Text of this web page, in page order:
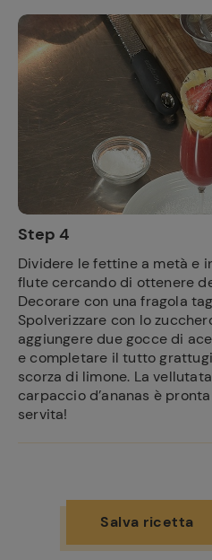
Step 4
Dividere le fettine a metà e
flute cercando di ottenere
Decorare con una fragola
Spolverizzare con lo
aggiungere due gocce di
e completare il tutto
scorza di limone. La
carpaccio d’ananas è
servita!
Salva ricetta
Ricette
preferite